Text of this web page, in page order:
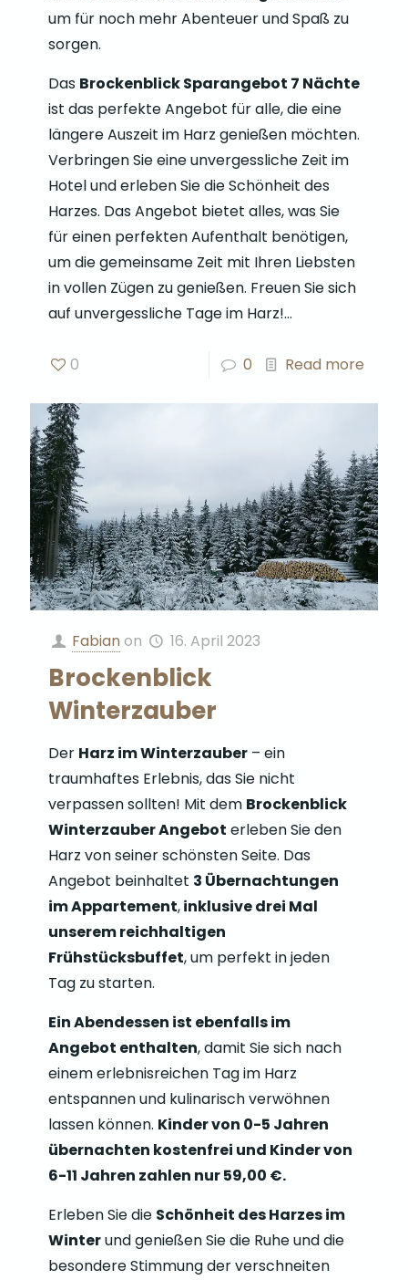
um für noch mehr Abenteuer und Spaß zu
sorgen.
Das Brockenblick Sparangebot 7 Nächte
ist das perfekte Angebot für alle, die eine
längere Auszeit im Harz genießen möchten.
Verbringen Sie eine unvergessliche Zeit im
Hotel und erleben Sie die Schönheit des
Harzes. Das Angebot bietet alles, was Sie
für einen perfekten Aufenthalt benötigen,
um die gemeinsame Zeit mit Ihren Liebsten
in vollen Zügen zu genießen. Freuen Sie sich
auf unvergessliche Tage im Harz!…
0 0 Read more
Fabianon 16. April 2023
Brockenblick
Winterzauber
Der Harz im Winterzauber – ein
traumhaftes Erlebnis, das Sie nicht
verpassen sollten! Mit dem Brockenblick
Winterzauber Angebot erleben Sie den
Harz von seiner schönsten Seite. Das
Angebot beinhaltet 3 Übernachtungen
im Appartement,inklusive drei Mal
unserem reichhaltigen
Frühstücksbuffet, um perfekt in jeden
Tag zu starten.
Ein Abendessen ist ebenfalls im
Angebot enthalten, damit Sie sich nach
einem erlebnisreichen Tag im Harz
entspannen und kulinarisch verwöhnen
lassen können. Kinder von 0-5 Jahren
übernachten kostenfrei und Kinder von
6-11 Jahren zahlen nur 59,00 €.
Erleben Sie die Schönheit des Harzes im
Winterund genießen Sie die Ruhe und die
besondere Stimmung der verschneiten